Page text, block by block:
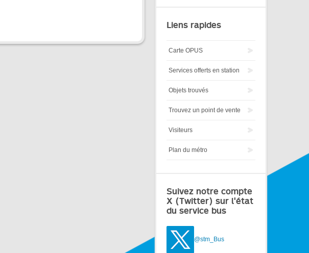
Liens rapides
Carte OPUS
Services offerts en station
Objets trouvés
Trouvez un point de vente
Visiteurs
Plan du métro
Suivez notre compte
X (Twitter) sur l'état
du service bus
@stm_Bus